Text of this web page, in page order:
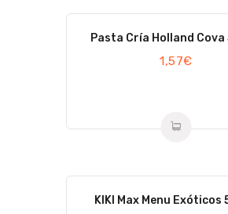
Pasta Cría Holland
1,57€
KIKI Max Menu Exóticos